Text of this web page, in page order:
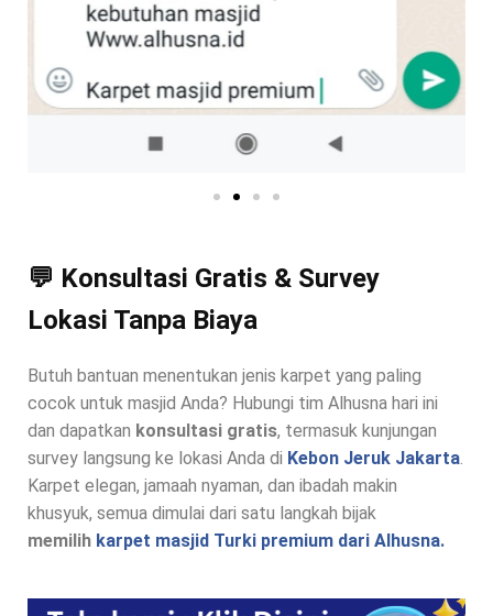
💬 Konsultasi Gratis & Survey
Lokasi Tanpa Biaya
Butuh bantuan menentukan jenis karpet yang paling
cocok untuk masjid Anda? Hubungi tim Alhusna hari ini
dan dapatkan konsultasi gratis, termasuk kunjungan
survey langsung ke lokasi Anda di Kebon Jeruk Jakarta.
Karpet elegan, jamaah nyaman, dan ibadah makin
khusyuk, semua dimulai dari satu langkah bijak
memilih karpet masjid Turki premium dari Alhusna.